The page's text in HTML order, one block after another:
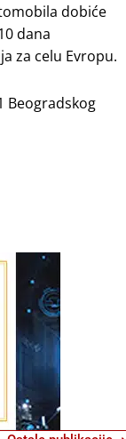
dobiće
dana
za celu Evropu.
Beogradskog